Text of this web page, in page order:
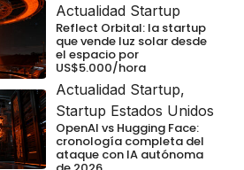
Actualidad Startup
Reflect Orbital: la startup
que vende luz solar desde
el espacio por
US$5.000/hora
Actualidad Startup,
Startup Estados Unidos
OpenAI vs Hugging Face:
cronología completa del
ataque con IA autónoma